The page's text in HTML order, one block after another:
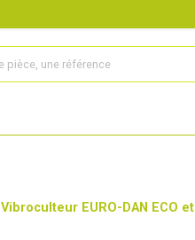
Vibroculteur EURO-DAN ECO